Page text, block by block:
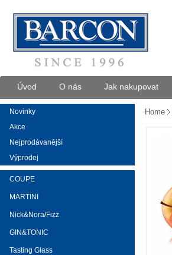
Úvod O nás Jak nakupovat
Novinky
Akce
Nejprodávanější
Výprodej
COUPE
MARTINI
Nick&Nora/Fizz
GIN&TONIC
Tasting Glass
Home